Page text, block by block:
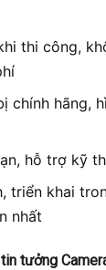
thi công,
chính hãng,
hỗ trợ kỹ
triển khai
nhất
tưởng